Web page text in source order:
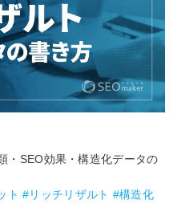
・SEO効果・構造化データの
ト #リッチリザルト #構造化